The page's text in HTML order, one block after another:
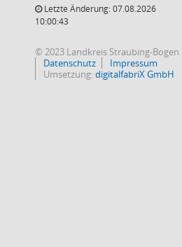
Letzte Änderung: 07.08.2026
10:00:43
© 2023 Landkreis Straubing-Bogen
Datenschutz
Impressum
Umsetzung:digitalfabriX GmbH